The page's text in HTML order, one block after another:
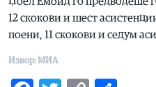
12 скокови и шест
поени, 11 скокови и седум
Извор: МИА